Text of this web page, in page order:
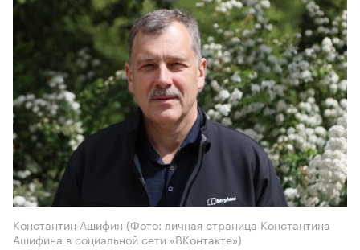
Константин Ашифин (Фото: личная страница Константина
Ашифина в социальной сети «ВКонтакте»)